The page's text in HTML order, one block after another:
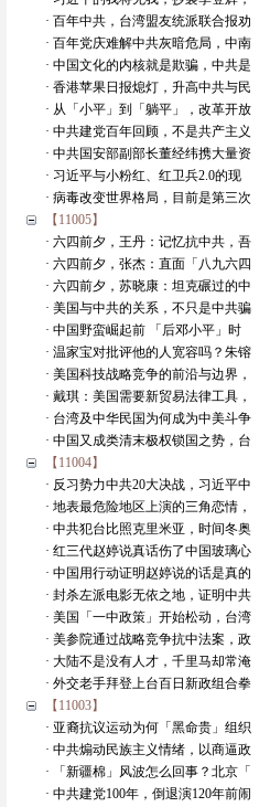
· 百年中共，台湾盟友统派联合报劝
· 百年党庆难解中共灰暗危局，中南
· 中国文化的内核就是欺骗，中共是
· 香港苹果日报熄灯，升高中共与民
· 从「小平」到「躺平」，改革开放
· 中共建党百年回顾，不是共产主义
· 中共国安部副部长董经纬携大量资
· 习近平与小粉红、红卫兵2.0的现
· 病毒改变世界格局，目前是第三次
【11005】
· 六四前夕，王丹：记忆抗中共，吾
· 六四前夕，张杰：直面「八九六四
· 六四前夕，苏晓康：坦克碾过的中
· 美国与中共的关系，不只是中共骗
· 中国野蛮崛起前 「后邓小平」时
· 温家宝对批评他的人宽容吗？朱镕
· 美国科技战略竞争的前沿与边界，
· 戴琪：美国需要新贸易法律工具，
· 台湾及中华民国为何成为中美斗争
· 中国又成类清末极权锁国之势，台
【11004】
· 反习势力中共20大决战，习近平中
· 地表最危险地区上演的三角恋情，
· 中共犯台比照克里米亚，时间冬奥
· 红三代赵婷说真话伤了中国玻璃心
· 中国用行动证明赵婷说的话是真的
· 封杀左派电影无依之地，证明中共
· 美国「一中政策」开始松动，台湾
· 美参院通过战略竞争抗中法案，政
· 大陆不是没有人才，千里马却常淹
· 外交老手拜登上台百日新政组合拳
【11003】
· 亚裔抗议运动为何「黑命贵」组织
· 中共煽动民族主义情绪，以商逼政
· 「新疆棉」风波怎么回事？北京「
· 中共建党100年，倒退演120年前闹